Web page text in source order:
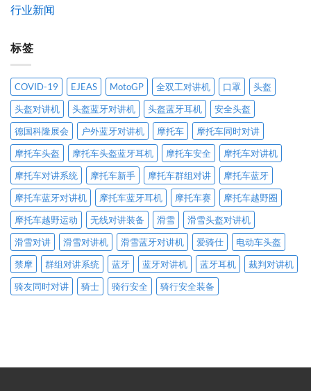
公
司
行业新闻
标签
COVID-19 EJEAS MotoGP 全双工对讲机 口罩
头盔
头盔对讲机
头盔蓝牙对讲机 头盔蓝牙耳机
安全头盔
德国科隆展会
户外蓝牙对讲机 摩托车
摩托车同时对讲
摩托车头盔
摩托车头盔蓝牙耳机 摩托车安全
摩托车对讲机
摩托车对讲系统
摩托车新手 摩托车群组对讲
摩托车蓝牙
摩托车蓝牙对讲机
摩托车蓝牙耳机 摩托车赛
摩托车越野圈
摩托车越野运动
无线对讲装备 滑雪
滑雪头盔对讲机
滑雪对讲
滑雪对讲机 滑雪蓝牙对讲机 爱骑仕
电动车头盔
禁摩
群组对讲系统 蓝牙 蓝牙对讲机 蓝牙耳机
裁判对讲机
骑友同时对讲
骑士 骑行安全 骑行安全装备